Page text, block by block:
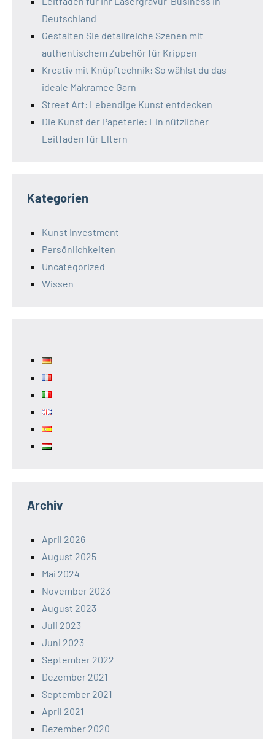
Deutschland
Gestalten Sie detailreiche Szenen mit
authentischem Zubehör für Krippen
Kreativ mit Knüpftechnik: So wählst du das
ideale Makramee Garn
Street Art: Lebendige Kunst entdecken
Die Kunst der Papeterie: Ein nützlicher
Leitfaden für Eltern
Kategorien
Kunst Investment
Persönlichkeiten
Uncategorized
Wissen
Archiv
April 2026
August 2025
Mai 2024
November 2023
August 2023
Juli 2023
Juni 2023
September 2022
Dezember 2021
September 2021
April 2021
Dezember 2020